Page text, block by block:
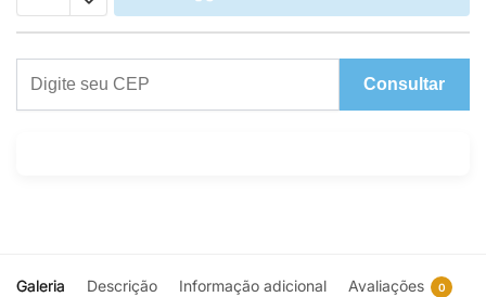
Consultar
Galeria Descrição Informação adicional Avaliações 0